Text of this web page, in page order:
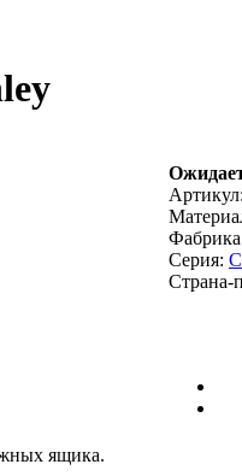
ящика.
Артикул:
Серия:
Страна-